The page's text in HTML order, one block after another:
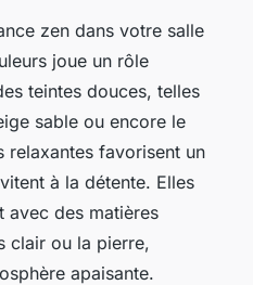
zen dans votre salle
joue un rôle
teintes douces, telles
sable ou encore le
relaxantes favorisent un
à la détente. Elles
avec des matières
clair ou la pierre,
apaisante.